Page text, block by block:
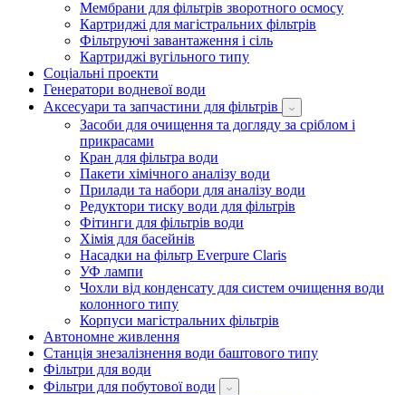
Мембрани для фільтрів зворотного осмосу
Картриджі для магістральних фільтрів
Фільтруючі завантаження і сіль
Картриджі вугільного типу
Соціальні проекти
Генератори водневої води
Аксесуари та запчастини для фільтрів
Засоби для очищення та догляду за сріблом і
прикрасами
Кран для фільтра води
Пакети хімічного аналізу води
Прилади та набори для аналізу води
Редуктори тиску води для фільтрів
Фітинги для фільтрів води
Хімія для басейнів
Насадки на фільтр Everpure Claris
УФ лампи
Чохли від конденсату для систем очищення води
колонного типу
Корпуси магістральних фільтрів
Автономне живлення
Станція знезалізнення води баштового типу
Фільтри для води
Фільтри для побутової води